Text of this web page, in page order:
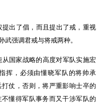
出了倡，而且提出了戒，重视
强调君戒与将戒两种。
国家战略的高度对军队实施宏
挥，必须由懂晓军队的将帅承
仗，否则，将严重影响士卒的
懂得军队事务而又干涉军队的